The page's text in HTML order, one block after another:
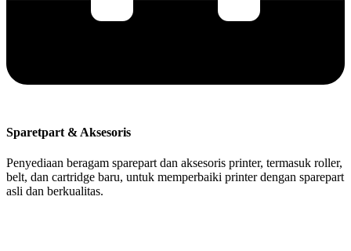
Sparetpart & Aksesoris
Penyediaan beragam sparepart dan aksesoris printer, termasuk roller,
belt, dan cartridge baru, untuk memperbaiki printer dengan sparepart
asli dan berkualitas.